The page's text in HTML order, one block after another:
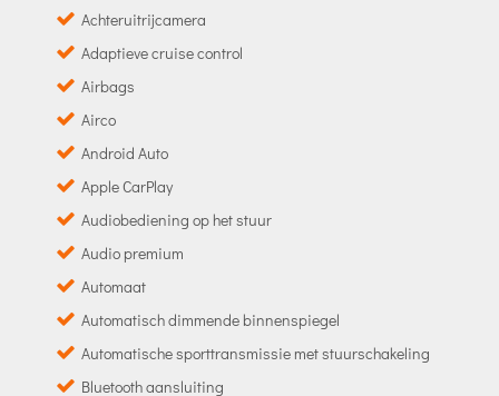
Achteruitrijcamera
Adaptieve cruise control
Airbags
Airco
Android Auto
Apple CarPlay
Audiobediening op het stuur
Audio premium
Automaat
Automatisch dimmende binnenspiegel
Automatische sporttransmissie met stuurschakeling
Bluetooth aansluiting